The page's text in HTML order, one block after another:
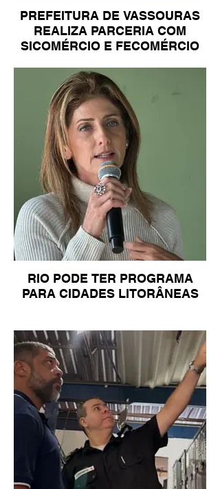
PREFEITURA DE VASSOURAS
REALIZA PARCERIA COM
SICOMÉRCIO E FECOMÉRCIO
RIO PODE TER PROGRAMA
PARA CIDADES LITORÂNEAS